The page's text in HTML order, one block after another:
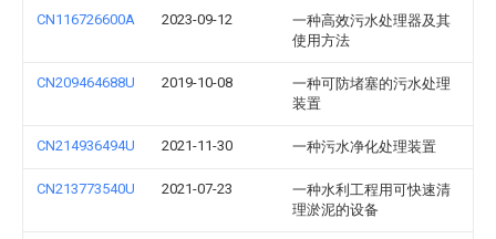
CN116726600A 2023-09-12
一种高效污水处理器及其
使用方法
CN209464688U 2019-10-08
一种可防堵塞的污水处理
装置
CN214936494U 2021-11-30 一种污水净化处理装置
CN213773540U 2021-07-23
一种水利工程用可快速清
理淤泥的设备